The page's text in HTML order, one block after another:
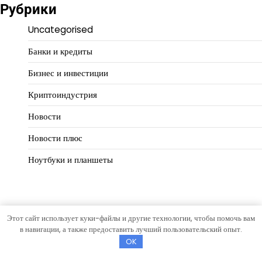
Рубрики
Uncategorised
Банки и кредиты
Бизнес и инвестиции
Криптоиндустрия
Новости
Новости плюс
Ноутбуки и планшеты
Copyright © 2026Путь предпринимателяТема Hourly News
Этот сайт использует куки-файлы и другие технологии, чтобы помочь вам
в навигации, а также предоставить лучший пользовательский опыт.
OK